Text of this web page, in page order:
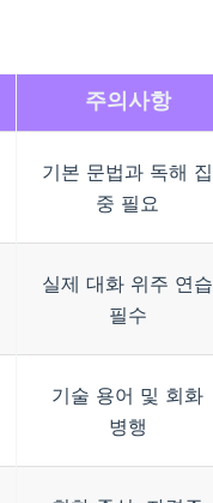
주의사항
기본 문법과 독해 집
중 필요
실제 대화 위주 연습
필수
기술 용어 및 회화
병행